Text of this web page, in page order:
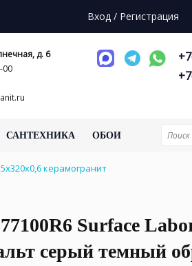
Вход / Регистрация
д. 6
00
САНТЕХНИКА ОБОИ
керамогранит
Surface
серый темный